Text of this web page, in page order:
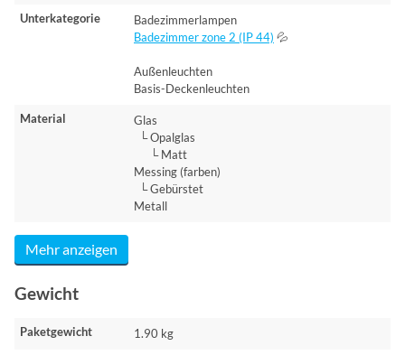
Unterkategorie
Badezimmerlampen
Badezimmer zone 2 (IP 44) 💦
Außenleuchten
Basis-Deckenleuchten
Material
Glas
└ Opalglas
└ Matt
Messing (farben)
└ Gebürstet
Metall
Mehr anzeigen
Gewicht
Paketgewicht 1.90 kg